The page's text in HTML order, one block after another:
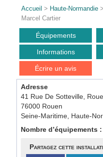
Accueil > Haute-Normandie
Marcel Cartier
Équipements
Informations
Écrire un avis
Adresse
41 Rue De Sotteville,
76000 Rouen
Seine-Maritime, Haute-
Nombre d’équipements :
Partagez cette